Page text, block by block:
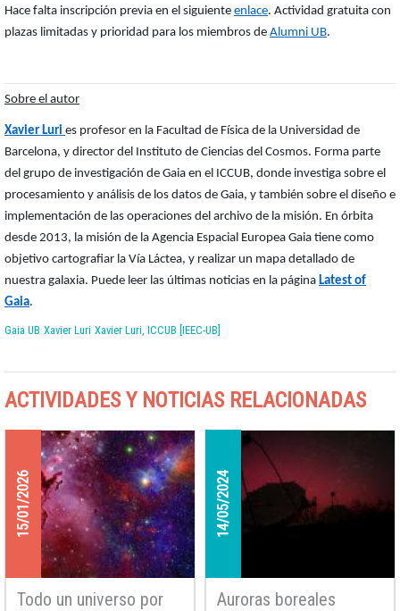
Hace falta inscripción previa en el siguiente enlace. Actividad gratuita con
plazas limitadas y prioridad para los miembros de Alumni UB.
Sobre el autor
Xavier Luri es profesor en la Facultad de Física de la Universidad de
Barcelona, ​​y director del Instituto de Ciencias del Cosmos. Forma parte
del grupo de investigación de Gaia en el ICCUB, donde investiga sobre el
procesamiento y análisis de los datos de Gaia, y también sobre el diseño e
implementación de las operaciones del archivo de la misión. En órbita
desde 2013, la misión de la Agencia Espacial Europea Gaia tiene como
objetivo cartografiar la Vía Láctea, y realizar un mapa detallado de
nuestra galaxia. Puede leer las últimas noticias en la página Latest of
Gaia.
Gaia UB Xavier Luri Xavier Luri, ICCUB [IEEC-UB]
ACTIVIDADES Y NOTICIAS RELACIONADAS
15/01/2026
Todo un universo por
14/05/2024
Auroras boreales